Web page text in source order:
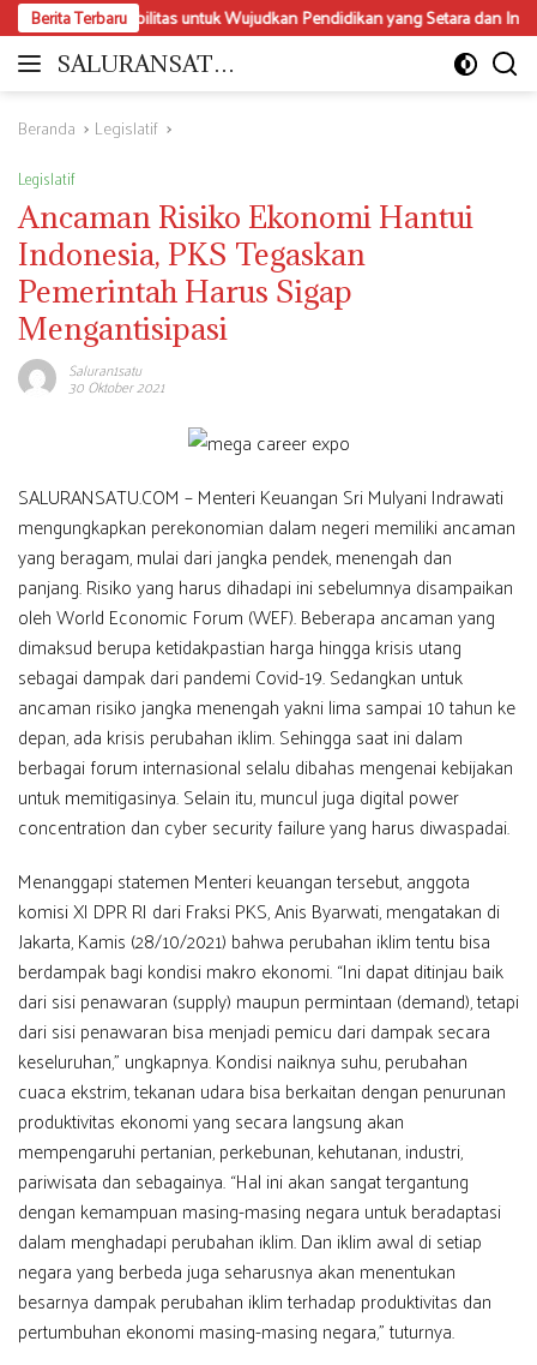
Langsung
ke
konten
Berita Terbaru
Disabilitas untuk Wujudkan Pendidikan yang Setara dan Inklusif
SALURANSATU.
Moderat
Mencerdaskan
Beranda Legislatif
Legislatif
Ancaman Risiko Ekonomi Hantui
Indonesia, PKS Tegaskan
Pemerintah Harus Sigap
Mengantisipasi
Saluran1satu
30 Oktober 2021
SALURANSATU.COM – Menteri Keuangan Sri Mulyani Indrawati
mengungkapkan perekonomian dalam negeri memiliki ancaman
yang beragam, mulai dari jangka pendek, menengah dan
panjang. Risiko yang harus dihadapi ini sebelumnya disampaikan
oleh World Economic Forum (WEF). Beberapa ancaman yang
dimaksud berupa ketidakpastian harga hingga krisis utang
sebagai dampak dari pandemi Covid-19. Sedangkan untuk
ancaman risiko jangka menengah yakni lima sampai 10 tahun ke
depan, ada krisis perubahan iklim. Sehingga saat ini dalam
berbagai forum internasional selalu dibahas mengenai kebijakan
untuk memitigasinya. Selain itu, muncul juga digital power
concentration dan cyber security failure yang harus diwaspadai.
Menanggapi statemen Menteri keuangan tersebut, anggota
komisi XI DPR RI dari Fraksi PKS, Anis Byarwati, mengatakan di
Jakarta, Kamis (28/10/2021) bahwa perubahan iklim tentu bisa
berdampak bagi kondisi makro ekonomi. “Ini dapat ditinjau baik
dari sisi penawaran (supply) maupun permintaan (demand), tetapi
dari sisi penawaran bisa menjadi pemicu dari dampak secara
keseluruhan,” ungkapnya. Kondisi naiknya suhu, perubahan
cuaca ekstrim, tekanan udara bisa berkaitan dengan penurunan
produktivitas ekonomi yang secara langsung akan
mempengaruhi pertanian, perkebunan, kehutanan, industri,
pariwisata dan sebagainya. “Hal ini akan sangat tergantung
dengan kemampuan masing-masing negara untuk beradaptasi
dalam menghadapi perubahan iklim. Dan iklim awal di setiap
negara yang berbeda juga seharusnya akan menentukan
besarnya dampak perubahan iklim terhadap produktivitas dan
pertumbuhan ekonomi masing-masing negara,” tuturnya.